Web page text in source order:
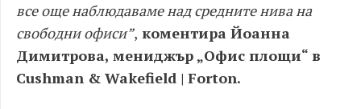
все още наблюдаваме над средните нива на
свободни офиси”, коментира Йоанна
Димитрова, мениджър „Офис площи“ в
Cushman & Wakefield | Forton.